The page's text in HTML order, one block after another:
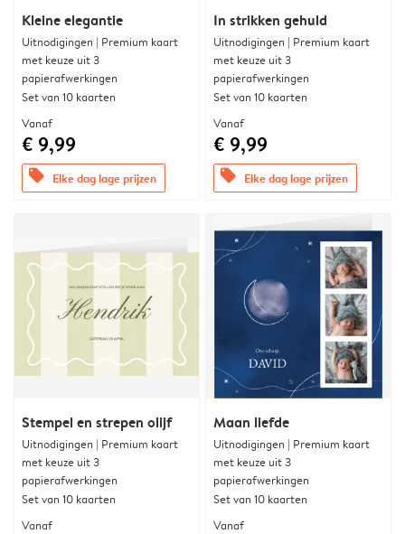
Kleine elegantie
Uitnodigingen | Premium kaart
met keuze uit 3
papierafwerkingen
Set van 10 kaarten
Vanaf
€ 9,99
offers Elke dag lage prijzen
In strikken gehuld
Uitnodigingen | Premium kaart
met keuze uit 3
papierafwerkingen
Set van 10 kaarten
Vanaf
€ 9,99
offers Elke dag lage prijzen
Stempel en strepen olijf
Uitnodigingen | Premium kaart
met keuze uit 3
papierafwerkingen
Set van 10 kaarten
Vanaf
Maan liefde
Uitnodigingen | Premium kaart
met keuze uit 3
papierafwerkingen
Set van 10 kaarten
Vanaf